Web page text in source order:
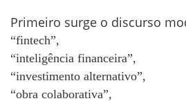
Primeiro surge o discurso
“fintech”,
“inteligência financeira”,
“investimento alternativo”,
“obra colaborativa”,